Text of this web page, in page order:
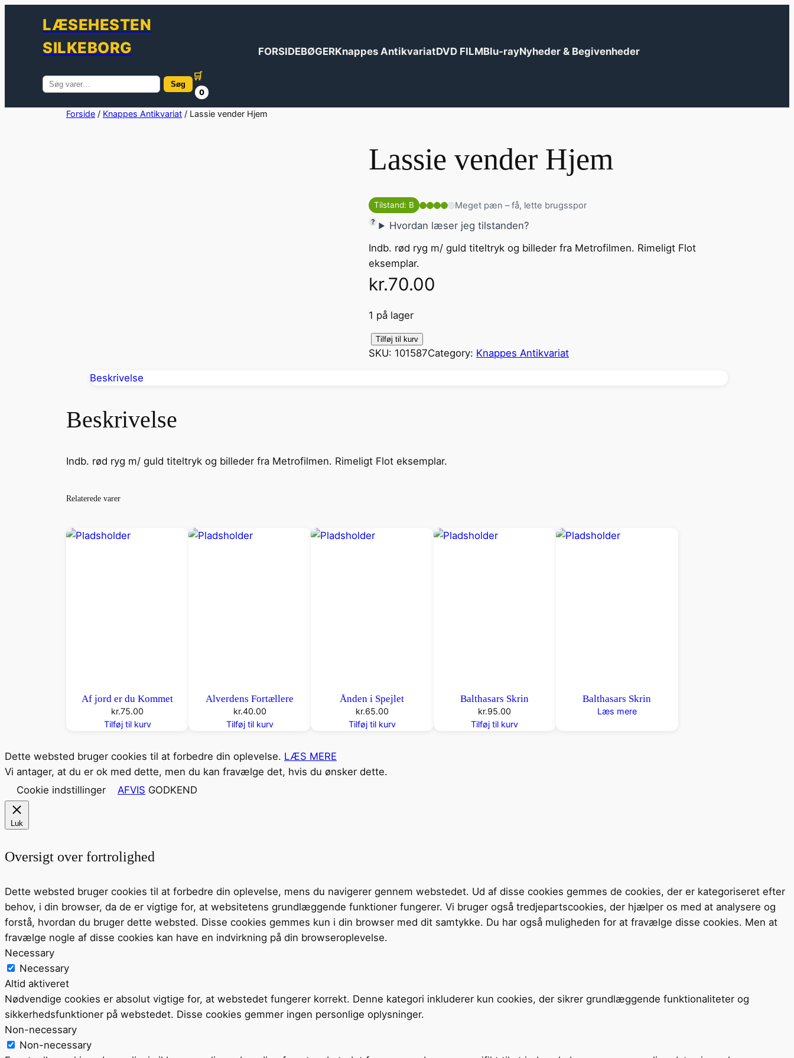
LÆSEHESTEN
SILKEBORG
FORSIDEBØGERKnappes AntikvariatDVD FILMBlu-rayNyheder & Begivenheder
Søg
efter:
Søg
🛒
0
Forside / Knappes Antikvariat / Lassie vender Hjem
Lassie vender Hjem
Tilstand: B Meget pæn – få, lette brugsspor
Hvordan læser jeg tilstanden?
Indb. rød ryg m/ guld titeltryk og billeder fra Metrofilmen. Rimeligt Flot
eksemplar.
kr.70.00
1 på lager
a
n
j
Tilføj til kurv
SKU: 101587Category: Knappes Antikvariat
Beskrivelse
Beskrivelse
Indb. rød ryg m/ guld titeltryk og billeder fra Metrofilmen. Rimeligt Flot eksemplar.
Relaterede varer
Af jord er du Kommet
kr.75.00
Tilføj til kurv
Alverdens Fortællere
kr.40.00
Tilføj til kurv
Ånden i Spejlet
kr.65.00
Tilføj til kurv
Balthasars Skrin
kr.95.00
Tilføj til kurv
Balthasars Skrin
Læs mere
Dette websted bruger cookies til at forbedre din oplevelse. LÆS MERE
Vi antager, at du er ok med dette, men du kan fravælge det, hvis du ønsker dette.
Cookie indstillinger
AFVIS GODKEND
Luk
Oversigt over fortrolighed
Dette websted bruger cookies til at forbedre din oplevelse, mens du navigerer gennem webstedet. Ud af disse cookies gemmes de cookies, der er kategoriseret efter
behov, i din browser, da de er vigtige for, at websitetens grundlæggende funktioner fungerer. Vi bruger også tredjepartscookies, der hjælper os med at analysere og
forstå, hvordan du bruger dette websted. Disse cookies gemmes kun i din browser med dit samtykke. Du har også muligheden for at fravælge disse cookies. Men at
fravælge nogle af disse cookies kan have en indvirkning på din browseroplevelse.
Necessary
Necessary
Altid aktiveret
Nødvendige cookies er absolut vigtige for, at webstedet fungerer korrekt. Denne kategori inkluderer kun cookies, der sikrer grundlæggende funktionaliteter og
sikkerhedsfunktioner på webstedet. Disse cookies gemmer ingen personlige oplysninger.
Non-necessary
Non-necessary